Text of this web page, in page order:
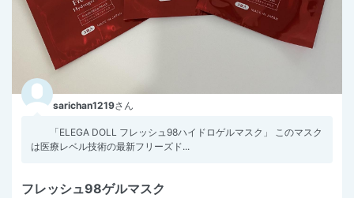
sarichan1219さん
「ELEGA DOLL フレッシュ98ハイドロゲルマスク」 このマスク
は医療レベル技術の最新フリーズド...
フレッシュ98ゲルマスク